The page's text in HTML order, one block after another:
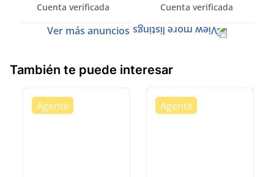
Cuenta verificada Cuenta verificada
Ver más anuncios
También te puede interesar